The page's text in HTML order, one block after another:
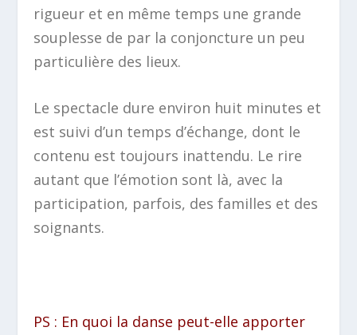
rigueur et en même temps une grande
souplesse de par la conjoncture un peu
particulière des lieux.
Le spectacle dure environ huit minutes et
est suivi d’un temps d’échange, dont le
contenu est toujours inattendu. Le rire
autant que l’émotion sont là, avec la
participation, parfois, des familles et des
soignants.
PS : En quoi la danse peut-elle apporter